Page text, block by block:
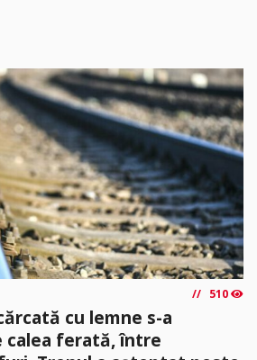
510
cu lemne s-a
ferată, între